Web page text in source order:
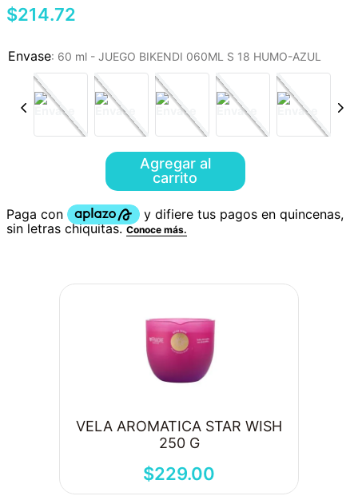
$214.72
: 60 ml - JUEGO BIKENDI 060ML S 18 HUMO-AZUL
Agregar al
carrito
VELA AROMATICA STAR WISH
250 G
$229.00